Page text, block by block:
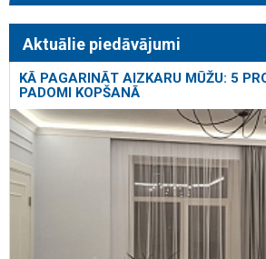
Aktuālie piedāvājumi
KĀ PAGARINĀT AIZKARU MŪŽU: 5
PADOMI KOPŠANĀ